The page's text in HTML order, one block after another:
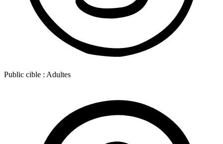
Public cible : Adultes